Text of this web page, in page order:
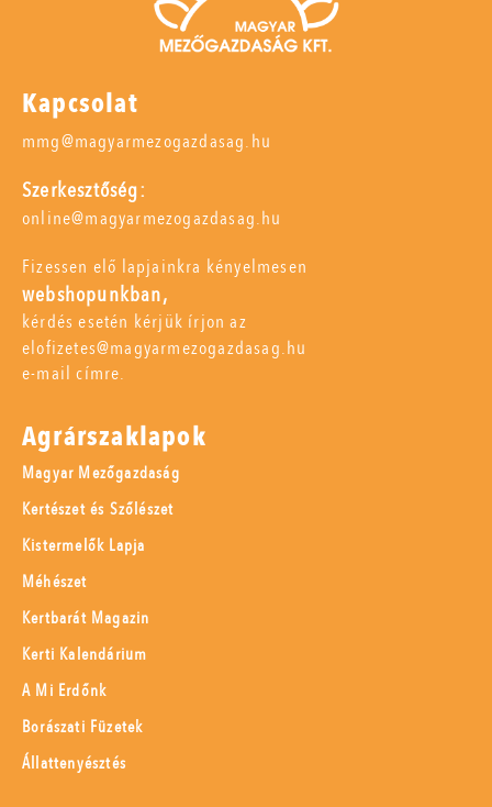
Kapcsolat
mmg@magyarmezogazdasag.hu
Szerkesztőség:
online@magyarmezogazdasag.hu
Fizessen elő lapjainkra kényelmesen
webshopunkban,
kérdés esetén kérjük írjon az
elofizetes@magyarmezogazdasag.hu
e-mail címre.
Agrárszaklapok
Magyar Mezőgazdaság
Kertészet és Szőlészet
Kistermelők Lapja
Méhészet
Kertbarát Magazin
Kerti Kalendárium
A Mi Erdőnk
Borászati Füzetek
Állattenyésztés